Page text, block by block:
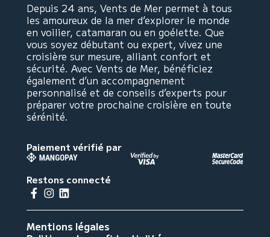
Depuis 24 ans, Vents de Mer permet à tous
les amoureux de la mer d’explorer le monde
en voilier, catamaran ou en goélette. Que
vous soyez débutant ou expert, vivez une
croisière sur mesure, alliant confort et
sécurité. Avec Vents de Mer, bénéficiez
également d’un accompagnement
personnalisé et de conseils d’experts pour
préparer votre prochaine croisière en toute
sérénité.
Paiement vérifié par
Restons connecté
Mentions légales